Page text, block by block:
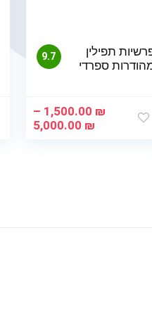
9.7
תפילין
ספרדי
1,500.00 ₪
–
5,000.00 ₪